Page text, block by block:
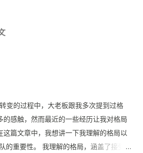
变的过程中，大老板跟我多次提到过格
的感触，然而最近的一些经历让我对格局
这篇文章中，我想讲一下我理解的格局以
的重要性。 我理解的格局，涵盖了接受